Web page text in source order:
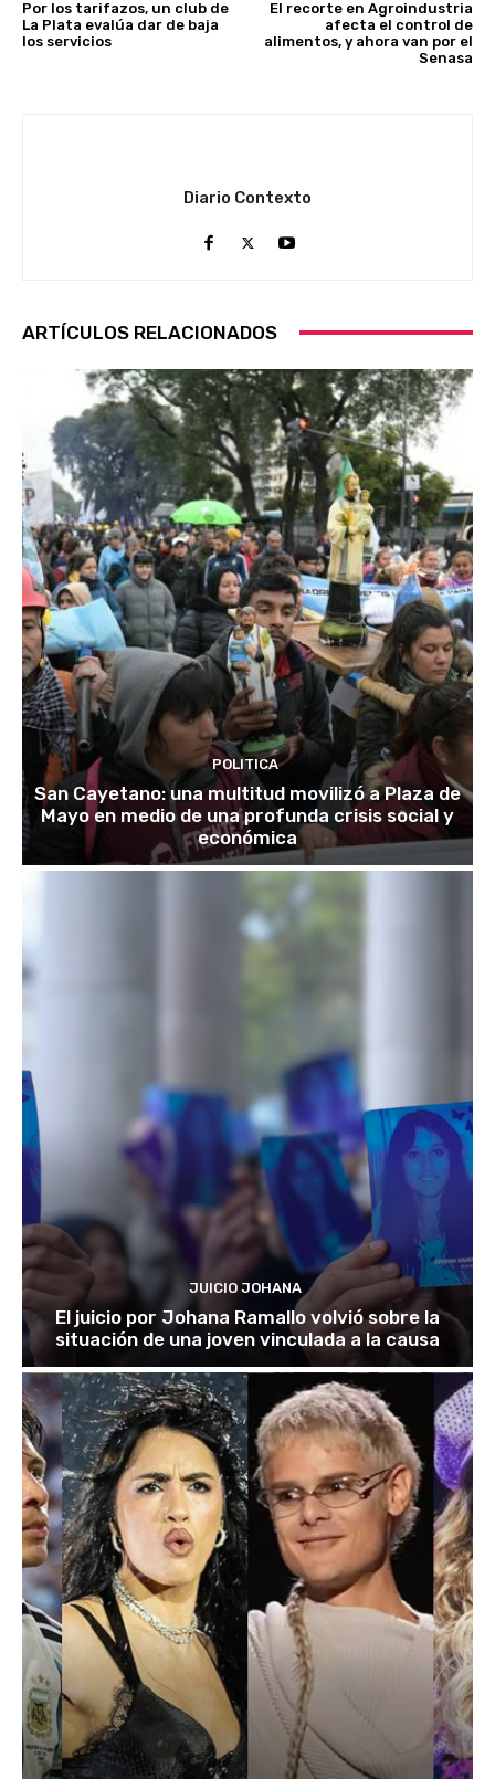
Por los tarifazos, un club de
La Plata evalúa dar de baja
los servicios
El recorte en Agroindustria
afecta el control de
alimentos, y ahora van por el
Senasa
Diario Contexto
ARTÍCULOS RELACIONADOS
POLITICA
San Cayetano: una multitud movilizó a Plaza de
Mayo en medio de una profunda crisis social y
económica
JUICIO JOHANA
El juicio por Johana Ramallo volvió sobre la
situación de una joven vinculada a la causa